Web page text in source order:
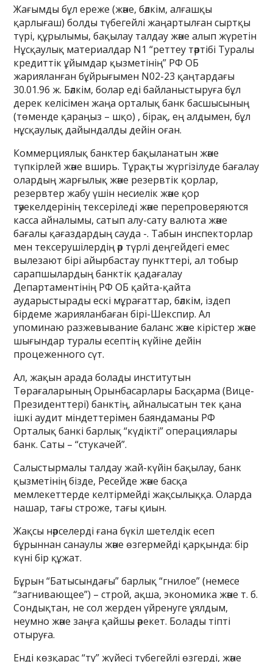
Жағымды бұл ереже (және, бәлкім, алғашқы
қарлығаш) болды түбегейлі жаңартылған сыртқы
түрі, құрылымы, бақылау талдау және алып жүретін
Нұсқаулық материалдар N1 “реттеу тәртібі Туралы
кредиттік ұйымдар қызметінің” РФ ОБ
жарияланған бұйрығымен N02-23 қаңтардағы
30.01.96 ж. Бәлкім, болар еді байланыстыруға бұл
дерек келісімен жаңа орталық банк басшысының
(төменде қараңыз – шқо) , бірақ, ең алдымен, бұл
нұсқаулық дайындалды дейін оған.
Коммерциялық банктер бақыланатын және
түпкірлей және вширь. Тұрақты жүргізілуде бағалау
олардың жарғылық және резервтік қорлар,
резервтер жабу үшін несиелік және қор
тәуекелдерінің тексеріледі және перепроверяются
касса айналымы, сатып алу-сату валюта және
бағалы қағаздардың сауда -. Табын инспекторлар
мен тексерушілердің әр түрлі деңгейдегі емес
вылезают бірі айырбастау пункттері, ал тобыр
сарапшылардың банктік қадағалау
Департаментінің РФ ОБ қайта-қайта
аударыстырады ескі мұрағаттар, бәлкім, іздеп
бірдеме жарияланбаған бірі-Шекспир. Ал
упоминаю разжевывание баланс және кірістер және
шығындар туралы есептің күйіне дейін
процеженного сүт.
Ал, жақын арада болады институтын
Төрағаларының Орынбасарлары Басқарма (Вице-
Президенттері) банктің, айналысатын тек қана
ішкі аудит міндеттерімен баяндаманы РФ
Орталық банкі барлық “күдікті” операциялары
банк. Саты – “стукачей”.
Салыстырмалы талдау жай-күйін бақылау, банк
қызметінің бізде, Ресейде және басқа
мемлекеттерде келтірмейді жақсылыққа. Оларда
нашар, тағы строже, тағы қиын.
Жақсы нәрселерді ғана бүкіл шетелдік есеп
бұрыннан санаулы және өзгермейді қарқында: бір
күні бір құжат.
Бұрын “Батысындағы” барлық “гнилое” (немесе
“загнивающее”) – строй, ақша, экономика және т. б.
Сондықтан, не сол жерден үйренуге ұялдым,
неумно және заңға қайшы әрекет. Болады тіпті
отыруға.
Енді көзқарас “ту” жүйесі түбегейлі өзгерді, және